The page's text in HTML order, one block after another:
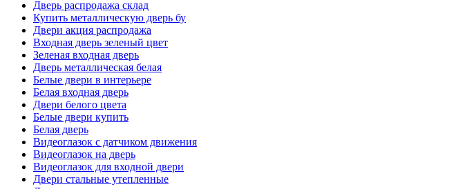
Дверь распродажа склад
Купить металлическую дверь бу
Двери акция распродажа
Входная дверь зеленый цвет
Зеленая входная дверь
Дверь металлическая белая
Белые двери в интерьере
Белая входная дверь
Двери белого цвета
Белые двери купить
Белая дверь
Видеоглазок с датчиком движения
Видеоглазок на дверь
Видеоглазок для входной двери
Двери стальные утепленные